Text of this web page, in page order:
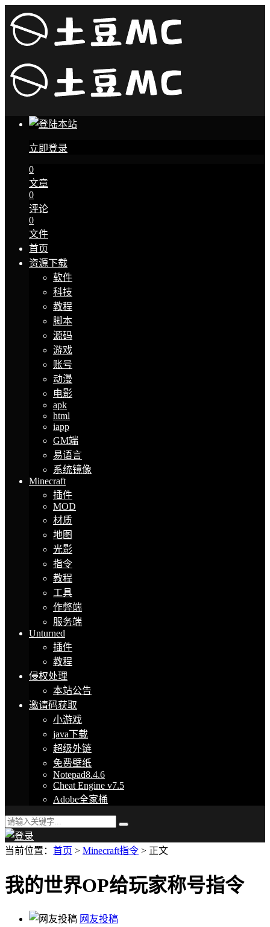
立即登录
0
文章
0
评论
0
文件
首页
资源下载
软件
科技
教程
脚本
源码
游戏
账号
动漫
电影
apk
html
iapp
GM端
易语言
系统镜像
Minecraft
插件
MOD
材质
地图
光影
指令
教程
工具
作弊端
服务端
Unturned
插件
教程
侵权处理
本站公告
邀请码获取
小游戏
java下载
超级外链
免费壁纸
Notepad8.4.6
Cheat Engine v7.5
Adobe全家桶
当前位置： 首页 > Minecraft指令 > 正文
我的世界OP给玩家称号指令
网友投稿